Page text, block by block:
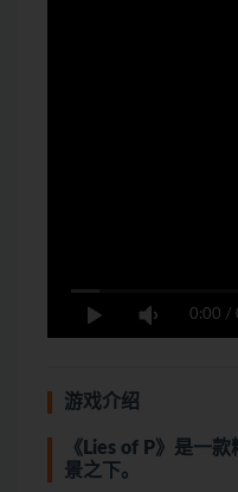
0:00 /
游戏介绍
《Lies of P》是一
景之下。